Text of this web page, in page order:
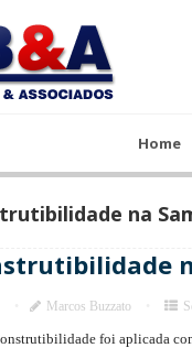
Home
Home
na
Marcos Buzzato
foi aplicada